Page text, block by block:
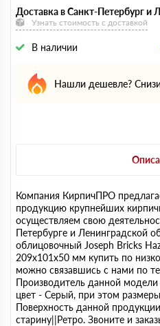
Доставка в Санкт-Петербург и
Узнать стоимость с доставкой
В наличии
Нашли дешевле?
Компания КирпичПРО
продукцию крупнейших
осуществляем свою
Петербурге и Ленинградской
облицовочный Joseph Bricks
209х101х50 мм купить по
можно связавшись с нами по
Производитель данной
цвет - Серый, при этом
Поверхность данной
старину||Ретро. Звоните и